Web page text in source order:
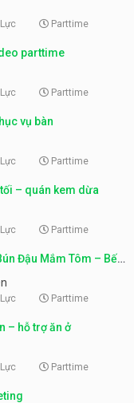
Parttime
parttime
Parttime
vụ bàn
Parttime
– quán kem dừa
Parttime
Đậu Mắm Tôm – Bếp
Parttime
– hỗ trợ ăn ở
Parttime